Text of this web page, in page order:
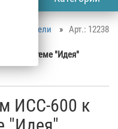
Арт.: 12238
мебели
»
системе "Идея"
ИСС-600 к